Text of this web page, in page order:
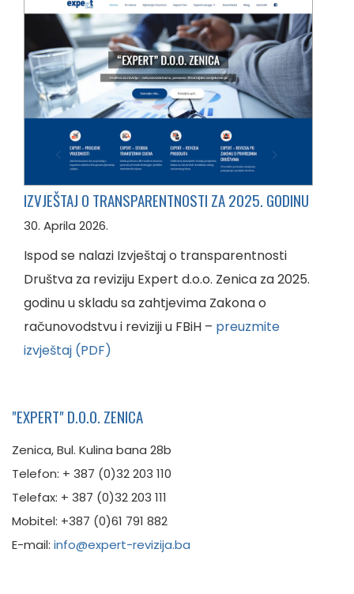
IZVJEŠTAJ O TRANSPARENTNOSTI ZA 2025. GODINU
30. Aprila 2026.
Ispod se nalazi Izvještaj o transparentnosti
Društva za reviziju Expert d.o.o. Zenica za 2025.
godinu u skladu sa zahtjevima Zakona o
računovodstvu i reviziji u FBiH – preuzmite
izvještaj (PDF)
"EXPERT" D.O.O. ZENICA
Zenica, Bul. Kulina bana 28b
Telefon: + 387 (0)32 203 110
Telefax: + 387 (0)32 203 111
Mobitel: +387 (0)61 791 882
E-mail: info@expert-revizija.ba